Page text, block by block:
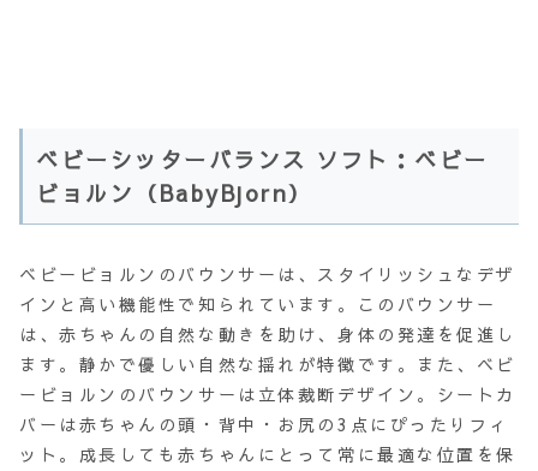
ベビーシッターバランス ソフト：ベビー
ビョルン（BabyBjorn）
ベビービョルンのバウンサーは、スタイリッシュなデザ
インと高い機能性で知られています。このバウンサー
は、赤ちゃんの自然な動きを助け、身体の発達を促進し
ます。静かで優しい自然な揺れが特徴です。また、ベビ
ービョルンのバウンサーは立体裁断デザイン。シートカ
バーは赤ちゃんの頭・背中・お尻の3点にぴったりフィ
ット。成長しても赤ちゃんにとって常に最適な位置を保